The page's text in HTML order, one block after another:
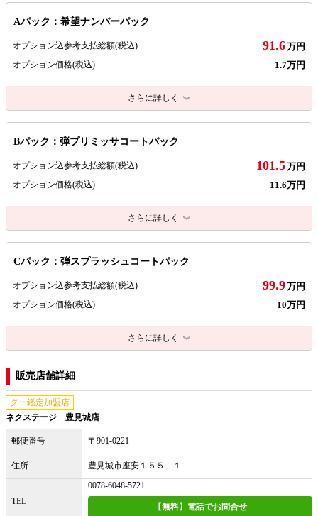
Aパック：希望ナンバーパック
オプション込参考支払総額(税込) 91.6万円
オプション価格(税込) 1.7万円
さらに詳しく
Bパック：弾プリミッサコートパック
オプション込参考支払総額(税込) 101.5万円
オプション価格(税込) 11.6万円
さらに詳しく
Cパック：弾スプラッシュコートパック
オプション込参考支払総額(税込) 99.9万円
オプション価格(税込) 10万円
さらに詳しく
販売店舗詳細
グー鑑定加盟店
ネクステージ 豊見城店
郵便番号 〒901-0221
住所 豊見城市座安１５５－１
TEL
0078-6048-5721
【無料】電話でお問合せ